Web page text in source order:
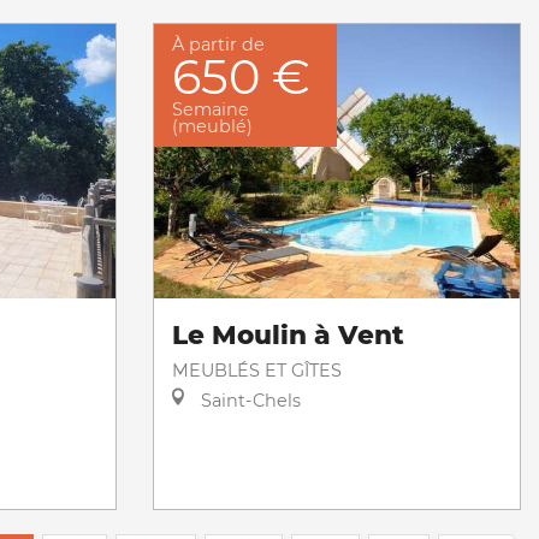
À partir de
650 €
Semaine
(meublé)
Le Moulin à Vent
MEUBLÉS ET GÎTES
Saint-Chels